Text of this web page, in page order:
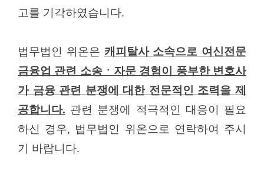
고를 기각하였습니다.
법무법인 위온은 캐피탈사 소속으로 여신전문
금융업 관련 소송ㆍ자문 경험이 풍부한 변호사
가 금융 관련 분쟁에 대한 전문적인 조력을 제
공합니다. 관련 분쟁에 적극적인 대응이 필요
하신 경우, 법무법인 위온으로 연락하여 주시
기 바랍니다.